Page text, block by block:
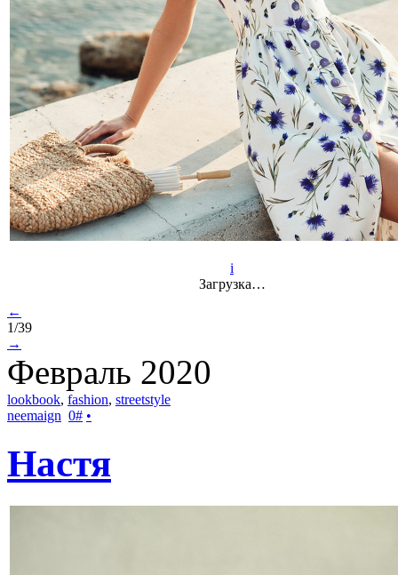
i
Загрузка…
←
1/39
→
Февраль 2020
lookbook, fashion, streetstyle
neemaign 0# •
Настя